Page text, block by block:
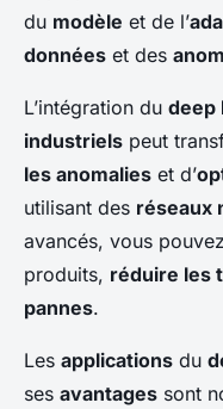
du modèle et de l’
données et des
L’intégration du deep
industriels peut
les anomalies et d’
utilisant des réseaux
avancés, vous pouvez
produits, réduire les
pannes.
Les applications du
ses avantages sont